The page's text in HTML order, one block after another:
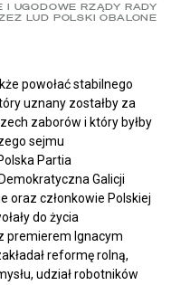
I UGODOWE RZĄDY RADY
LUD POLSKI OBALONE
powołać stabilnego
uznany zostałby za
zaborów i który byłby
sejmu
Partia
Galicji
oraz członkowie Polskiej
do życia
premierem Ignacym
reformę rolną,
udział robotników